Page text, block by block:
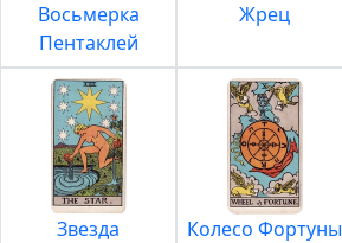
Восьмерка
Пентаклей
Жрец
Звезда Колесо Фортуны